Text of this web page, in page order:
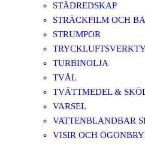
STÄDREDSKAP
STRÄCKFILM OCH
STRUMPOR
TURBINOLJA
TVÅL
TVÄTTMEDEL &
VARSEL
VATTENBLANDBAR
VISIR OCH